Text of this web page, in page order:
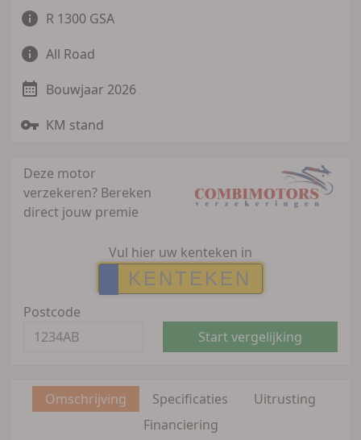
R 1300 GSA
All Road
Bouwjaar 2026
KM stand
Deze motor
verzekeren? Bereken
direct jouw premie
Vul hier uw kenteken in
Postcode
Start vergelijking
Omschrijving Specificaties
Uitrusting
Financiering